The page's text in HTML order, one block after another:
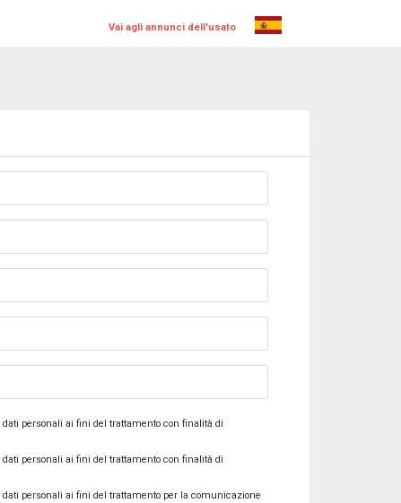
Vai agli annunci dell'usato
personali ai fini del trattamento con finalità di
personali ai fini del trattamento con finalità di
personali ai fini del trattamento per la comunicazione